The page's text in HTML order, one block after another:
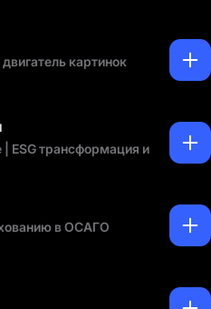
картинок
| ESG трансформация и
в ОСАГО